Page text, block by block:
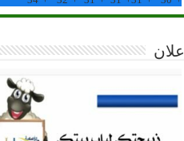
اعلان